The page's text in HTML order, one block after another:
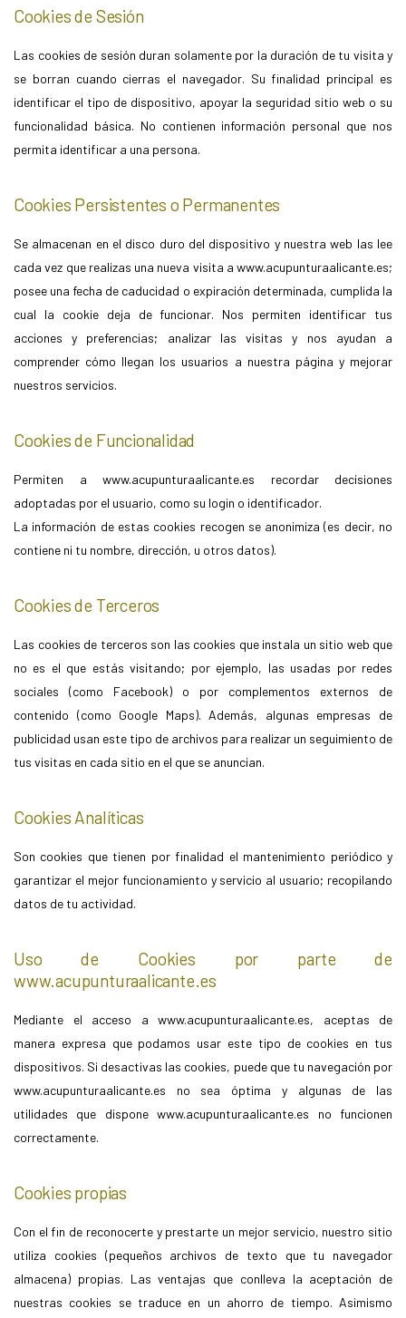
Cookies de Sesión
Las cookies de sesión duran solamente por la duración de tu visita y
se borran cuando cierras el navegador. Su finalidad principal es
identificar el tipo de dispositivo, apoyar la seguridad sitio web o su
funcionalidad básica. No contienen información personal que nos
permita identificar a una persona.
Cookies Persistentes o Permanentes
Se almacenan en el disco duro del dispositivo y nuestra web las lee
cada vez que realizas una nueva visita a www.acupunturaalicante.es;
posee una fecha de caducidad o expiración determinada, cumplida la
cual la cookie deja de funcionar. Nos permiten identificar tus
acciones y preferencias; analizar las visitas y nos ayudan a
comprender cómo llegan los usuarios a nuestra página y mejorar
nuestros servicios.
Cookies de Funcionalidad
Permiten a www.acupunturaalicante.es recordar decisiones
adoptadas por el usuario, como su login o identificador.
La información de estas cookies recogen se anonimiza (es decir, no
contiene ni tu nombre, dirección, u otros datos).
Cookies de Terceros
Las cookies de terceros son las cookies que instala un sitio web que
no es el que estás visitando; por ejemplo, las usadas por redes
sociales (como Facebook) o por complementos externos de
contenido (como Google Maps). Además, algunas empresas de
publicidad usan este tipo de archivos para realizar un seguimiento de
tus visitas en cada sitio en el que se anuncian.
Cookies Analíticas
Son cookies que tienen por finalidad el mantenimiento periódico y
garantizar el mejor funcionamiento y servicio al usuario; recopilando
datos de tu actividad.
Uso de Cookies por parte de
www.acupunturaalicante.es
Mediante el acceso a www.acupunturaalicante.es, aceptas de
manera expresa que podamos usar este tipo de cookies en tus
dispositivos. Si desactivas las cookies, puede que tu navegación por
www.acupunturaalicante.es no sea óptima y algunas de las
utilidades que dispone www.acupunturaalicante.es no funcionen
correctamente.
Cookies propias
Con el fin de reconocerte y prestarte un mejor servicio, nuestro sitio
utiliza cookies (pequeños archivos de texto que tu navegador
almacena) propias. Las ventajas que conlleva la aceptación de
nuestras cookies se traduce en un ahorro de tiempo. Asimismo